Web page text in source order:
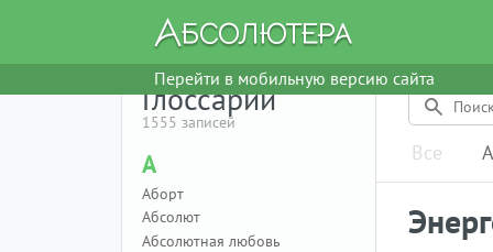
Перейти в мобильную версию сайта
Глоссарий
1555 записей
А
Аборт
Абсолют
Абсолютная любовь
Все А